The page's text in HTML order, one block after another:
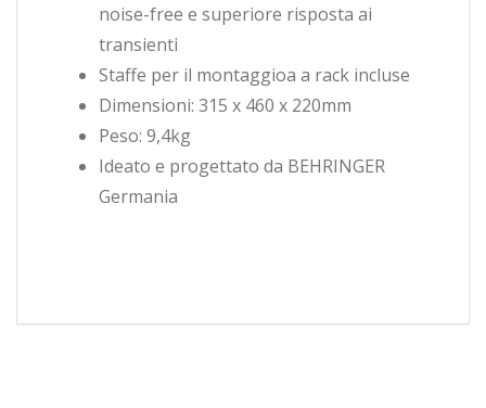
noise-free e superiore risposta ai
transienti
Staffe per il montaggioa a rack incluse
Dimensioni: 315 x 460 x 220mm
Peso: 9,4kg
Ideato e progettato da BEHRINGER
Germania